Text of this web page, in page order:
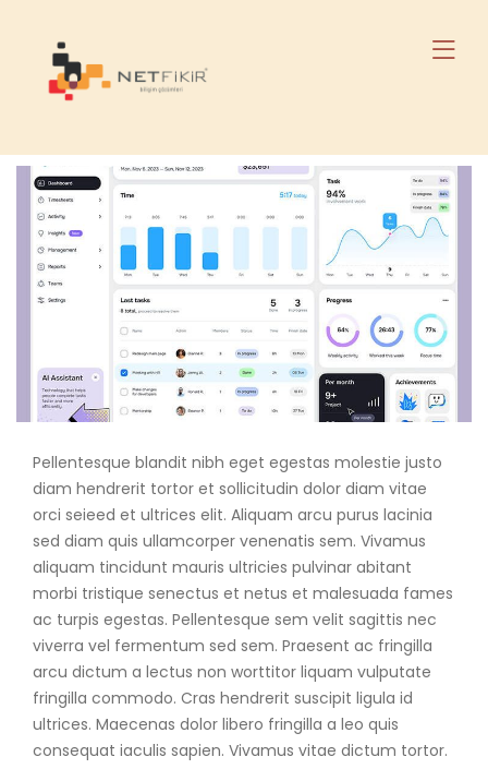
Pellentesque blandit nibh eget egestas molestie justo
diam hendrerit tortor et sollicitudin dolor diam vitae
orci seieed et ultrices elit. Aliquam arcu purus lacinia
sed diam quis ullamcorper venenatis sem. Vivamus
aliquam tincidunt mauris ultricies pulvinar abitant
morbi tristique senectus et netus et malesuada fames
ac turpis egestas. Pellentesque sem velit sagittis nec
viverra vel fermentum sed sem. Praesent ac fringilla
arcu dictum a lectus non worttitor liquam vulputate
fringilla commodo. Cras hendrerit suscipit ligula id
ultrices. Maecenas dolor libero fringilla a leo quis
consequat iaculis sapien. Vivamus vitae dictum tortor.